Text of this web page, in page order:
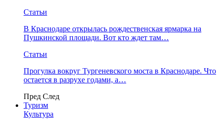
Статьи
В Краснодаре открылась рождественская ярмарка на
Пушкинской площади. Вот кто ждет там…
Статьи
Прогулка вокруг Тургеневского моста в Краснодаре. Что
остается в разрухе годами, а…
Пред След
Туризм
Культура